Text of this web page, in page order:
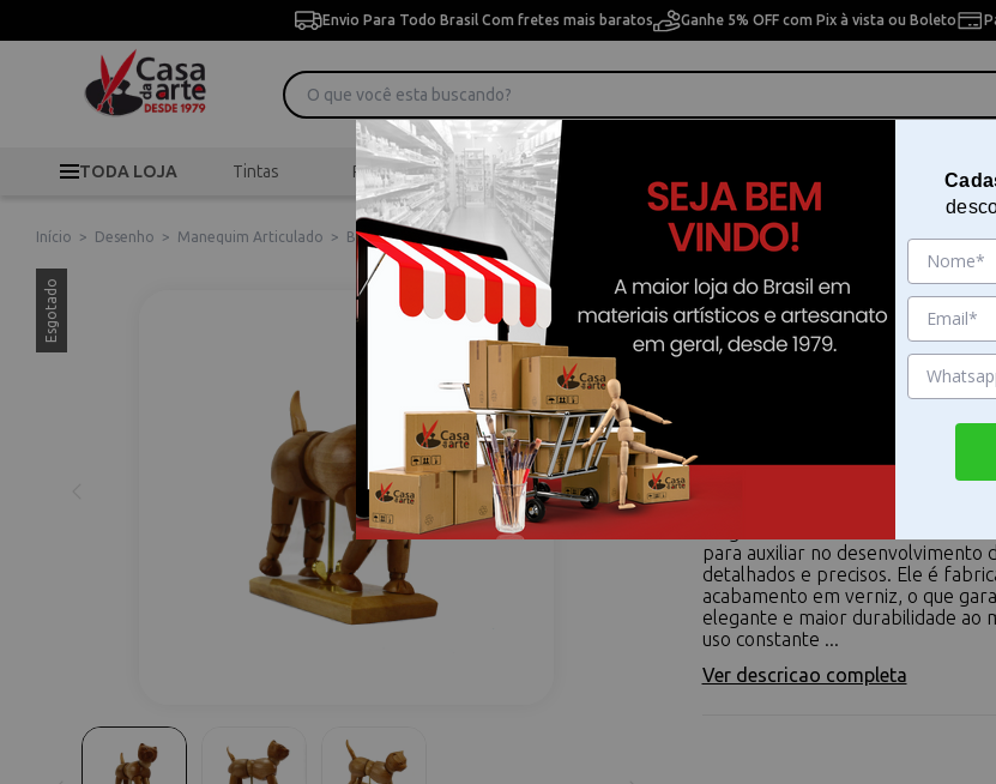
Envio Para Todo Brasil Com fretes mais baratos Ganhe 5% OFF com Pix à vista ou Boleto
TODA LOJA Tintas Pincéis Desenho
Início > Desenho > Manequim Articulado > Boneco de Madeira Articulado Gato Sinoart - SFM057
Esgotado
Boneco de Madeira
Sinoart - SFM057
Estudos de anatomia com o
para auxiliar no desenvolvimento
detalhados e precisos. Ele é
acabamento em verniz, o que
elegante e maior durabilidade ao
uso constante ...
Ver descricao completa